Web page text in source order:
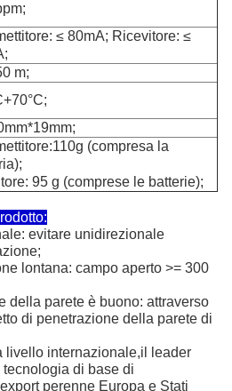
≤ 80mA; Ricevitore: ≤
m;
(compresa la
95 g (comprese le batterie);
evitare unidirezionale
lontana: campo aperto >= 300
della parete è buono: attraverso
di penetrazione della parete di
livello internazionale,il leader
di base di
perenne Europa e Stati